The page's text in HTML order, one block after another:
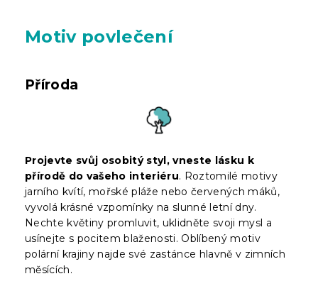
Motiv povlečení
Příroda
Projevte svůj osobitý styl, vneste lásku k
přírodě do vašeho interiéru. Roztomilé motivy
jarního kvítí, mořské pláže nebo červených máků,
vyvolá krásné vzpomínky na slunné letní dny.
Nechte květiny promluvit, uklidněte svoji mysl a
usínejte s pocitem blaženosti. Oblíbený motiv
polární krajiny najde své zastánce hlavně v zimních
měsících.